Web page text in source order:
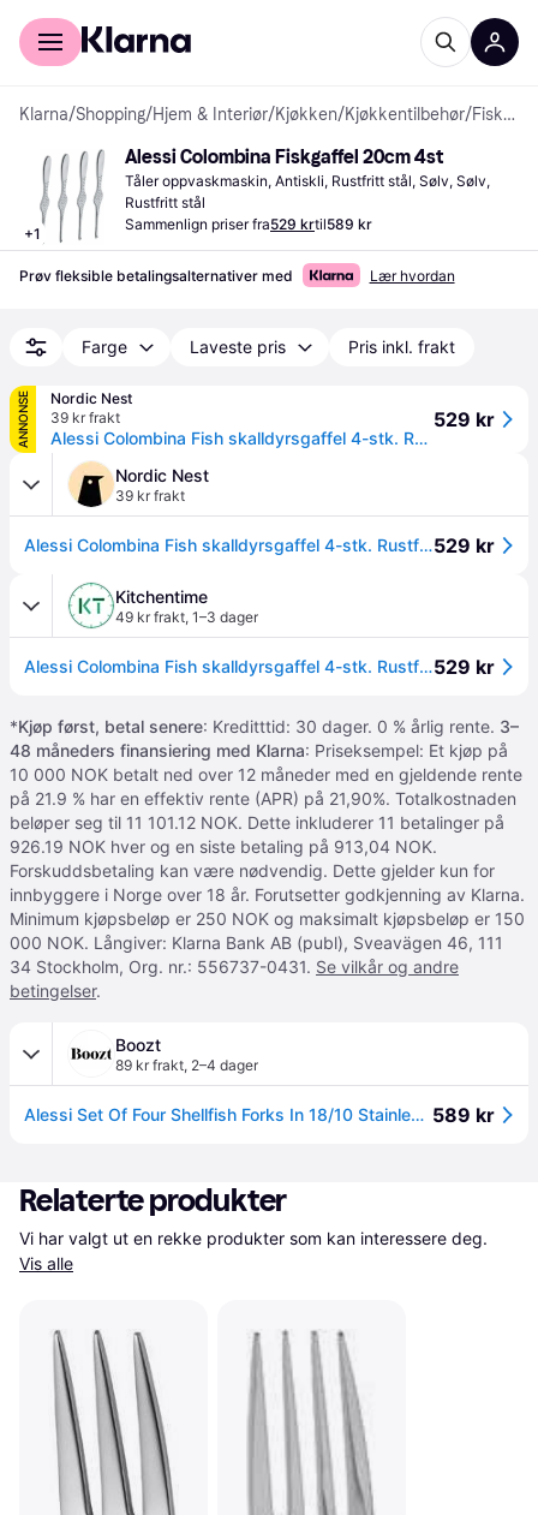
For kunder
Klarna/Shopping/Hjem & Interiør/Kjøkken/Kjøkkentilbehør/ Fiskegafler
+1
Alessi Colombina Fiskgaffel 20cm 4st
Tåler oppvaskmaskin, Antiskli, Rustfritt stål, Sølv, Sølv,
Rustfritt stål
Sammenlign priser fra529 krtil589 kr
Prøv fleksible betalingsalternativer med Lær hvordan
Farge Laveste pris Pris inkl. frakt
ANNONSE
Nordic Nest
39 kr frakt
Alessi Colombina Fish skalldyrsgaffel 4-stk. Rustfritt stål
529 kr
Nordic Nest
39 kr frakt
Alessi Colombina Fish skalldyrsgaffel 4-stk. Rustfritt stål529 kr
Kitchentime
49 kr frakt, 1–3 dager
Alessi Colombina Fish skalldyrsgaffel 4-stk. Rustfritt stål529 kr
*Kjøp først, betal senere: Kreditttid: 30 dager. 0 % årlig rente. 3–
48 måneders finansiering med Klarna: Priseksempel: Et kjøp på
10 000 NOK betalt ned over 12 måneder med en gjeldende rente
på 21.9 % har en effektiv rente (APR) på 21,90%. Totalkostnaden
beløper seg til 11 101.12 NOK. Dette inkluderer 11 betalinger på
926.19 NOK hver og en siste betaling på 913,04 NOK.
Forskuddsbetaling kan være nødvendig. Dette gjelder kun for
innbyggere i Norge over 18 år. Forutsetter godkjenning av Klarna.
Minimum kjøpsbeløp er 250 NOK og maksimalt kjøpsbeløp er 150
000 NOK. Långiver: Klarna Bank AB (publ), Sveavägen 46, 111
34 Stockholm, Org. nr.: 556737-0431. Se vilkår og andre
betingelser.
Boozt
89 kr frakt, 2–4 dager
Alessi Set Of Four Shellfish Forks In 18/10 Stainless Steel - Silver - ONE SIZE 589 kr
Relaterte produkter
Vis alle